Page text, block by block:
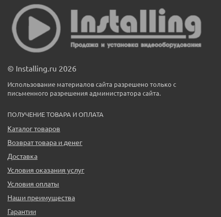
© Installing.ru 2026
Использование материалов сайта разрешено только с
письменного разрешения администратора сайта.
ПОЛУЧЕНИЕ ТОВАРА И ОПЛАТА
Каталог товаров
Возврат товара и денег
Доставка
Условия оказания услуг
Условия оплаты
Наши преимущества
Гарантии